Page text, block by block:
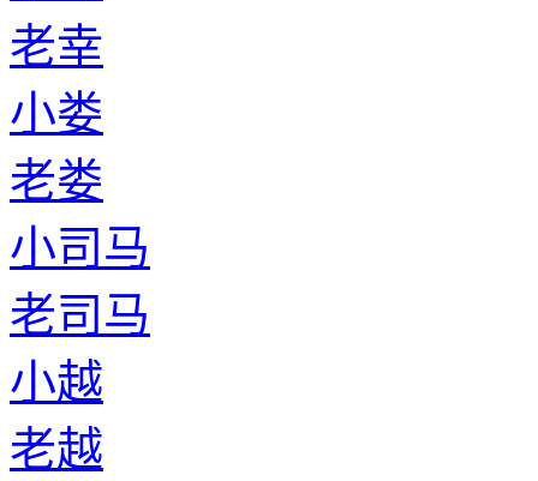
老幸
小娄
老娄
小司马
老司马
小越
老越